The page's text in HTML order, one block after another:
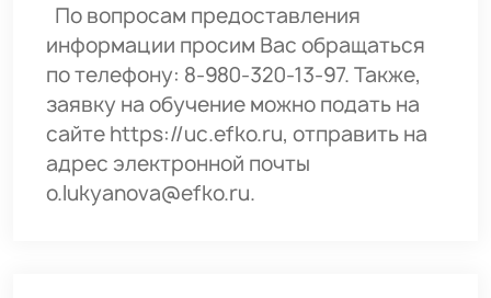
По вопросам предоставления
информации просим Вас обращаться
по телефону: 8-980-320-13-97. Также,
заявку на обучение можно подать на
сайте https://uc.efko.ru, отправить на
адрес электронной почты
o.lukyanova@efko.ru.